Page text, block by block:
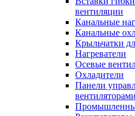
вентиляции
Канальные
Канальные
Крыльчатки
Нагреватели
Осевые
Охладители
Панели
вентиляторами